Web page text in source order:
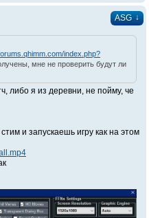
ASG ↓
index.php?
мне не проверить будут ли
либо я из деревни, не пойму, че
и запускаешь игру как на этом